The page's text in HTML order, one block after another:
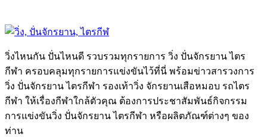
วิ่งไหนกัน ปั่นไหนดี รวบรวมทุกรายการ วิ่ง ปั่นจักรยาน ไตร
กีฬา ครอบคลุมทุกรายการแข่งขันไว้ที่นี่ พร้อมข่าวสารวงการ
วิ่ง ปั่นจักรยาน ไตรกีฬา รองเท้าวิ่ง จักรยานเสือหมอบ รถไตร
กีฬา ให้เรื่องกีฬาใกล้ตัวคุณ ต้องการประชาสัมพันธ์กิจกรรม
การแข่งขันวิ่ง ปั่นจักรยาน ไตรกีฬา หรือผลิตภัณฑ์ต่างๆ ของ
ท่าน